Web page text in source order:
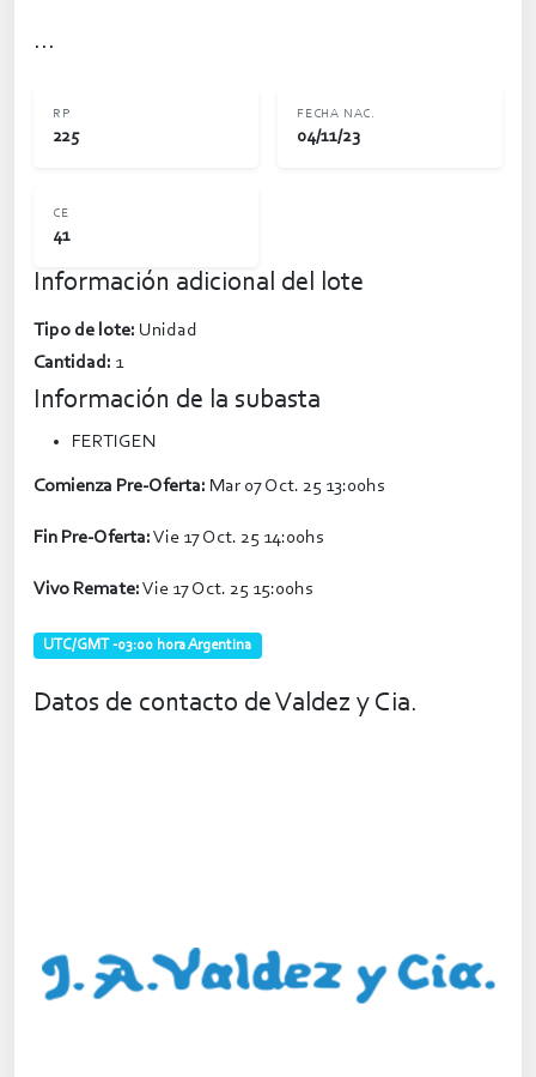
...
RP
225
FECHA NAC.
04/11/23
CE
41
Información adicional del lote
Tipo de lote: Unidad
Cantidad: 1
Información de la subasta
FERTIGEN
Comienza Pre-Oferta: Mar 07 Oct. 25 13:00hs
Fin Pre-Oferta:Vie 17 Oct. 25 14:00hs
Vivo Remate:Vie 17 Oct. 25 15:00hs
UTC/GMT -03:00 hora Argentina
Datos de contacto de Valdez y Cia.